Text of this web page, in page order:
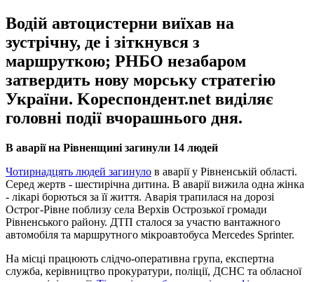
Водій автоцистерни виїхав на
зустрічну, де і зіткнувся з
маршруткою; РНБО незабаром
затвердить нову морську стратегію
України. Kореспондент.net виділяє
головні події вчорашнього дня.
В аварії на Рівненщині загинули 14 людей
Чотирнадцять людей загинуло в аварії у Рівненській області.
Серед жертв - шестирічна дитина. В аварії вижила одна жінка
- лікарі борються за її життя. Аварія трапилася на дорозі
Острог-Рівне поблизу села Верхів Острозької громади
Рівненського району. ДТП сталося за участю вантажного
автомобіля та маршрутного мікроавтобуса Mercedes Sprinter.
На місці працюють слідчо-оперативна група, експертна
служба, керівництво прокуратури, поліції, ДСНС та обласної